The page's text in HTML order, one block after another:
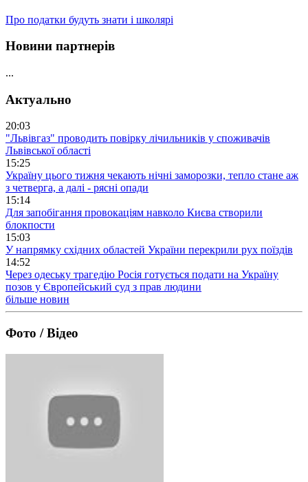
Про податки будуть знати і школярі
Новини партнерів
...
Актуально
20:03
"Львівгаз" проводить повірку лічильників у споживачів
Львівської області
15:25
Україну цього тижня чекають нічні заморозки, тепло стане аж
з четверга, а далі - рясні опади
15:14
Для запобігання провокаціям навколо Києва створили
блокпости
15:03
У напрямку східних областей України перекрили рух поїздів
14:52
Через одеську трагедію Росія готується подати на Україну
позов у Європейський суд з прав людини
більше новин
Фото / Відео